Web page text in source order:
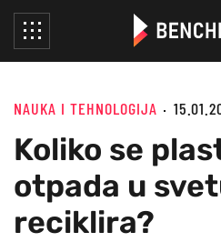
NAUKA I TEHNOLOGIJA
Koliko se
otpada u
reciklira?